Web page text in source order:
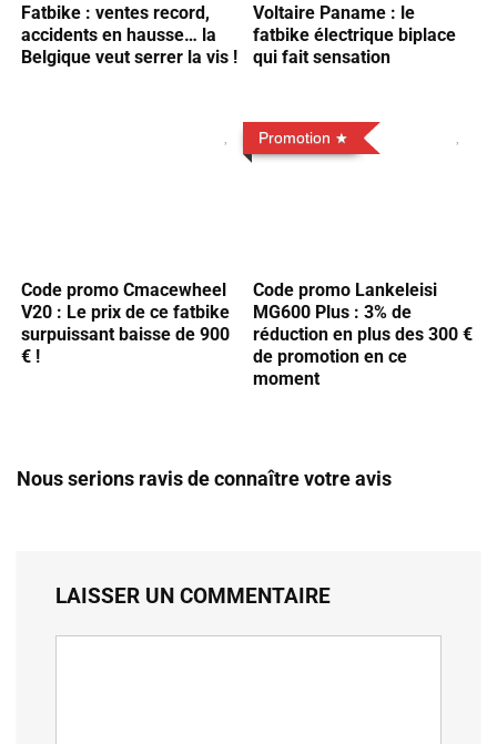
Fatbike : ventes record,
accidents en hausse… la
Belgique veut serrer la vis !
Voltaire Paname : le
fatbike électrique biplace
qui fait sensation
Code promo Cmacewheel
V20 : Le prix de ce fatbike
surpuissant baisse de 900
€ !
Promotion
Code promo Lankeleisi
MG600 Plus : 3% de
réduction en plus des 300 €
de promotion en ce
moment
Nous serions ravis de connaître votre avis
LAISSER UN COMMENTAIRE